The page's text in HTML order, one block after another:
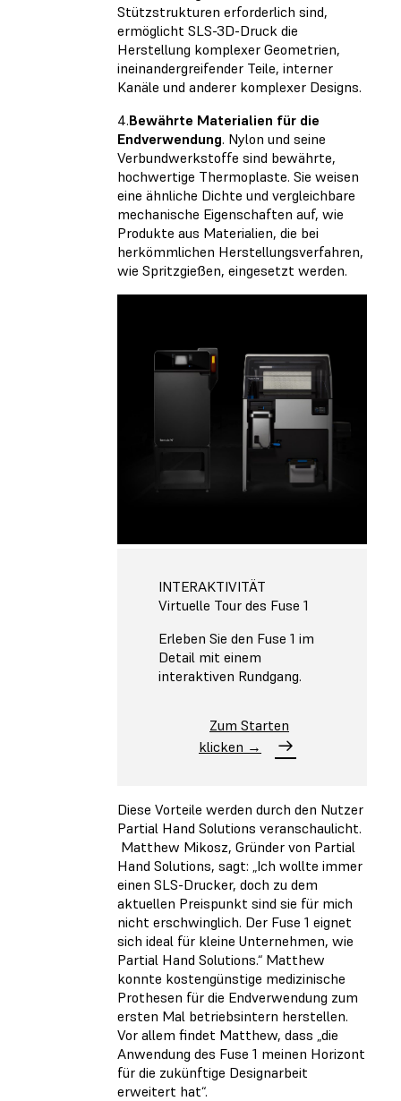
Stützstrukturen erforderlich sind,
ermöglicht SLS-3D-Druck die
Herstellung komplexer Geometrien,
ineinandergreifender Teile, interner
Kanäle und anderer komplexer Designs.
4.Bewährte Materialien für die
Endverwendung. Nylon und seine
Verbundwerkstoffe sind bewährte,
hochwertige Thermoplaste. Sie weisen
eine ähnliche Dichte und vergleichbare
mechanische Eigenschaften auf, wie
Produkte aus Materialien, die bei
herkömmlichen Herstellungsverfahren,
wie Spritzgießen, eingesetzt werden.
INTERAKTIVITÄT
Virtuelle Tour des Fuse 1
Erleben Sie den Fuse 1 im
Detail mit einem
interaktiven Rundgang.
Zum Starten
klicken →
Diese Vorteile werden durch den Nutzer
Partial Hand Solutions veranschaulicht.
Matthew Mikosz, Gründer von Partial
Hand Solutions, sagt: „Ich wollte immer
einen SLS-Drucker, doch zu dem
aktuellen Preispunkt sind sie für mich
nicht erschwinglich. Der Fuse 1 eignet
sich ideal für kleine Unternehmen, wie
Partial Hand Solutions.“ Matthew
konnte kostengünstige medizinische
Prothesen für die Endverwendung zum
ersten Mal betriebsintern herstellen.
Vor allem findet Matthew, dass „die
Anwendung des Fuse 1 meinen Horizont
für die zukünftige Designarbeit
erweitert hat“.